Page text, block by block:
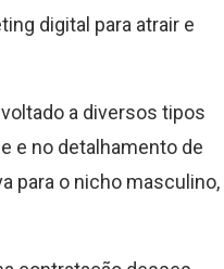
digital para atrair e
a diversos tipos
e no detalhamento de
para o nicho masculino,